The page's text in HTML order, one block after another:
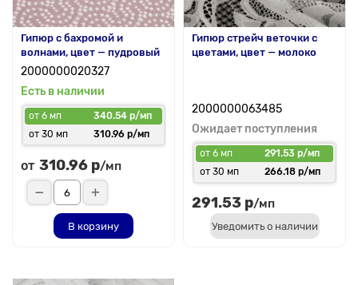
Гипюр с бахромой и
волнами, цвет — пудровый
2000000020327
Есть в наличии
от 6 мп
340.54 р/мп
от 30 мп
310.96 р/мп
от 310.96 р/мп
В корзину
Гипюр стрейч веточки с
цветами, цвет — молоко
2000000063485
Ожидает поступления
от 6 мп
291.53 р/мп
от 30 мп
266.18 р/мп
291.53 р/мп
Уведомить о наличии